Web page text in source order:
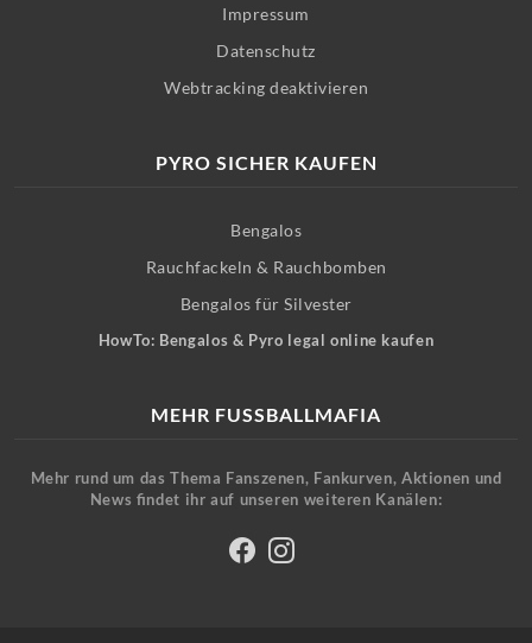
Impressum
Datenschutz
Webtracking deaktivieren
PYRO SICHER KAUFEN
Bengalos
Rauchfackeln & Rauchbomben
Bengalos für Silvester
HowTo: Bengalos & Pyro legal online kaufen
MEHR FUSSBALLMAFIA
Mehr rund um das Thema Fanszenen, Fankurven, Aktionen und
News findet ihr auf unseren weiteren Kanälen: